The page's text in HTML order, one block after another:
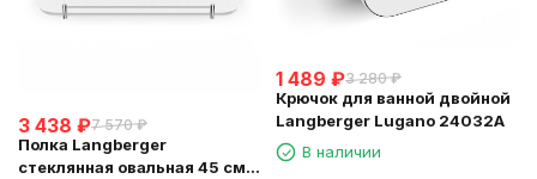
3 438 ₽7 570 ₽
Полка Langberger
стеклянная овальная 45 см
1 489 ₽3 280 ₽
Крючок для ванной двойной
Langberger Lugano 24032A
В наличии